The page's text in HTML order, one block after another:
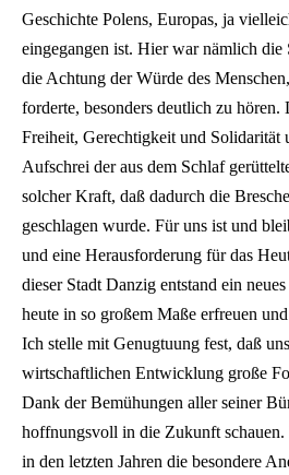
Geschichte Polens, Europas, ja
eingegangen ist. Hier war nämlich die
die Achtung der Würde des
forderte, besonders deutlich zu hören.
Freiheit, Gerechtigkeit und Solidarität
Aufschrei der aus dem Schlaf
solcher Kraft, daß dadurch die
geschlagen wurde. Für uns ist und
und eine Herausforderung für das
dieser Stadt Danzig entstand ein
heute in so großem Maße erfreuen
Ich stelle mit Genugtuung fest, daß
wirtschaftlichen Entwicklung große
Dank der Bemühungen aller seiner
hoffnungsvoll in die Zukunft schauen.
in den letzten Jahren die besondere